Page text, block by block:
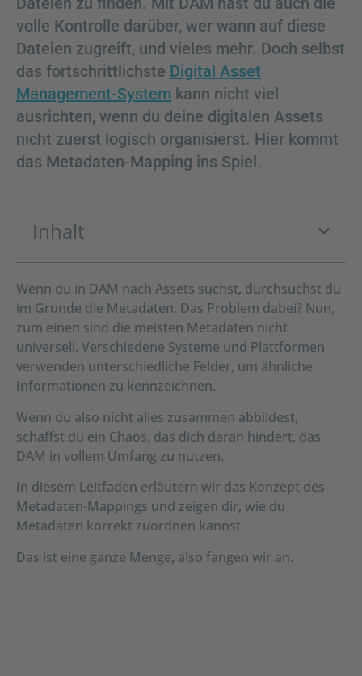
volle Kontrolle darüber, wer wann auf diese
Dateien zugreift, und vieles mehr. Doch selbst
das fortschrittlichste Digital Asset
Management-System kann nicht viel
ausrichten, wenn du deine digitalen Assets
nicht zuerst logisch organisierst. Hier kommt
das Metadaten-Mapping ins Spiel.
Inhalt
Wenn du in DAM nach Assets suchst, durchsuchst du
im Grunde die Metadaten. Das Problem dabei? Nun,
zum einen sind die meisten Metadaten nicht
universell. Verschiedene Systeme und Plattformen
verwenden unterschiedliche Felder, um ähnliche
Informationen zu kennzeichnen.
Wenn du also nicht alles zusammen abbildest,
schaffst du ein Chaos, das dich daran hindert, das
DAM in vollem Umfang zu nutzen.
In diesem Leitfaden erläutern wir das Konzept des
Metadaten-Mappings und zeigen dir, wie du
Metadaten korrekt zuordnen kannst.
Das ist eine ganze Menge, also fangen wir an.